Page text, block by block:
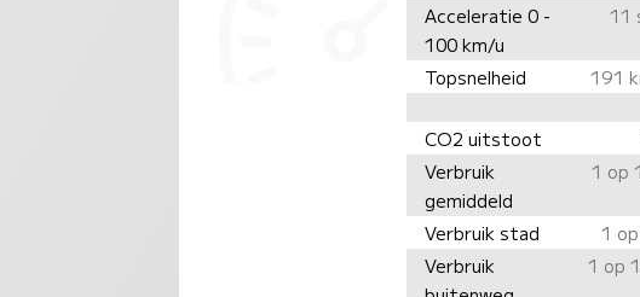
Acceleratie 0 -
100 km/u
11
Topsnelheid 191
CO2 uitstoot
Verbruik
gemiddeld
1 op
Verbruik stad
1
Verbruik
1 op